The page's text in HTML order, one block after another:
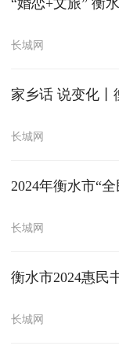
“婚恋+文旅” 衡
长城网
家乡话 说变化
长城网
2024年衡水市“
长城网
衡水市2024惠民
长城网